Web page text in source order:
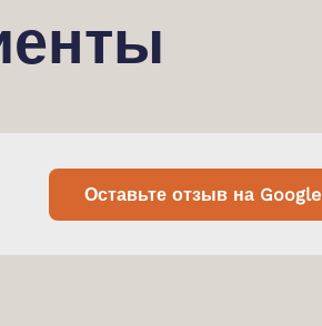
Оставьте отзыв на Google